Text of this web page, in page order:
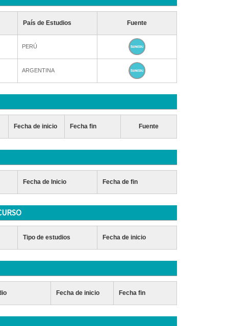
País de Estudios Fuente
PERÚ
ARGENTINA
Fecha de inicio Fecha fin Fuente
Fecha de Inicio Fecha de fin
Tipo de estudios Fecha de inicio
Fecha de inicio Fecha fin